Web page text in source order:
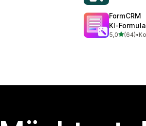
FormCRM
5,0von 5
(64)
64 •